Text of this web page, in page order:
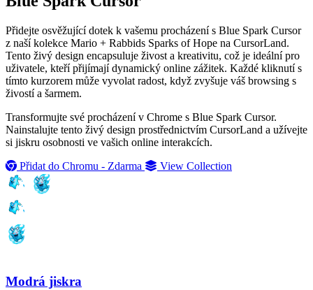
Přidejte osvěžující dotek k vašemu procházení s Blue Spark Cursor
z naší kolekce Mario + Rabbids Sparks of Hope na CursorLand.
Tento živý design encapsuluje živost a kreativitu, což je ideální pro
uživatele, kteří přijímají dynamický online zážitek. Každé kliknutí s
tímto kurzorem může vyvolat radost, když zvyšuje váš browsing s
živostí a šarmem.
Transformujte své procházení v Chrome s Blue Spark Cursor.
Nainstalujte tento živý design prostřednictvím CursorLand a užívejte
si jiskru osobnosti ve vašich online interakcích.
Přidat do Chromu - Zdarma
View Collection
Modrá jiskra